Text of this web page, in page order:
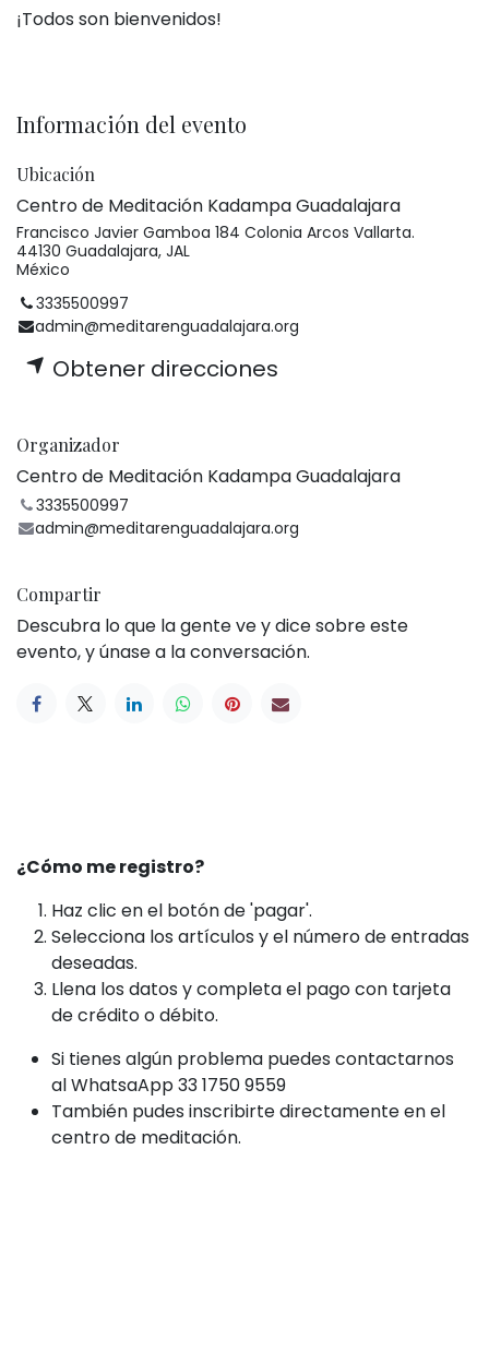
¡Todos son bienvenidos!
Información del evento
Ubicación
Centro de Meditación Kadampa Guadalajara
Francisco Javier Gamboa 184 Colonia Arcos Vallarta.
44130 Guadalajara, JAL
México
3335500997
admin@meditarenguadalajara.org
Obtener direcciones
Organizador
Centro de Meditación Kadampa Guadalajara
3335500997
admin@meditarenguadalajara.org
Compartir
Descubra lo que la gente ve y dice sobre este
evento, y únase a la conversación.
¿Cómo me registro?
Haz clic en el botón de 'pagar'.
Selecciona los artículos y el número de entradas
deseadas.
Llena los datos y completa el pago con tarjeta
de crédito o débito.
Si tienes algún problema puedes contactarnos
al WhatsaApp 33 1750 9559
También pudes inscribirte directamente en el
centro de meditación.